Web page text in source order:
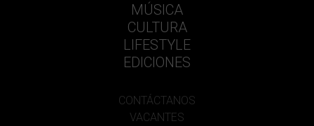
MÚSICA
CULTURA
LIFESTYLE
EDICIONES
CONTÁCTANOS
VACANTES